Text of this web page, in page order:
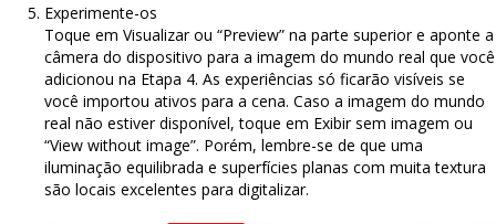
Experimente-os
Toque em Visualizar ou “Preview” na parte superior e aponte a
câmera do dispositivo para a imagem do mundo real que você
adicionou na Etapa 4. As experiências só ficarão visíveis se
você importou ativos para a cena. Caso a imagem do mundo
real não estiver disponível, toque em Exibir sem imagem ou
“View without image”. Porém, lembre-se de que uma
iluminação equilibrada e superfícies planas com muita textura
são locais excelentes para digitalizar.